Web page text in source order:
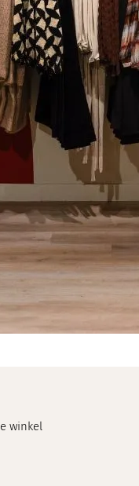
winkel